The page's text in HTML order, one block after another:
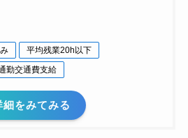
平均残業20h以下
勤交通費支給
細をみてみる